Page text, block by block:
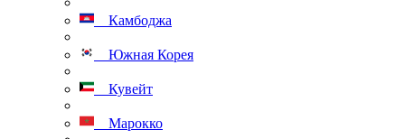
Камбоджа
Южная Корея
Кувейт
Марокко